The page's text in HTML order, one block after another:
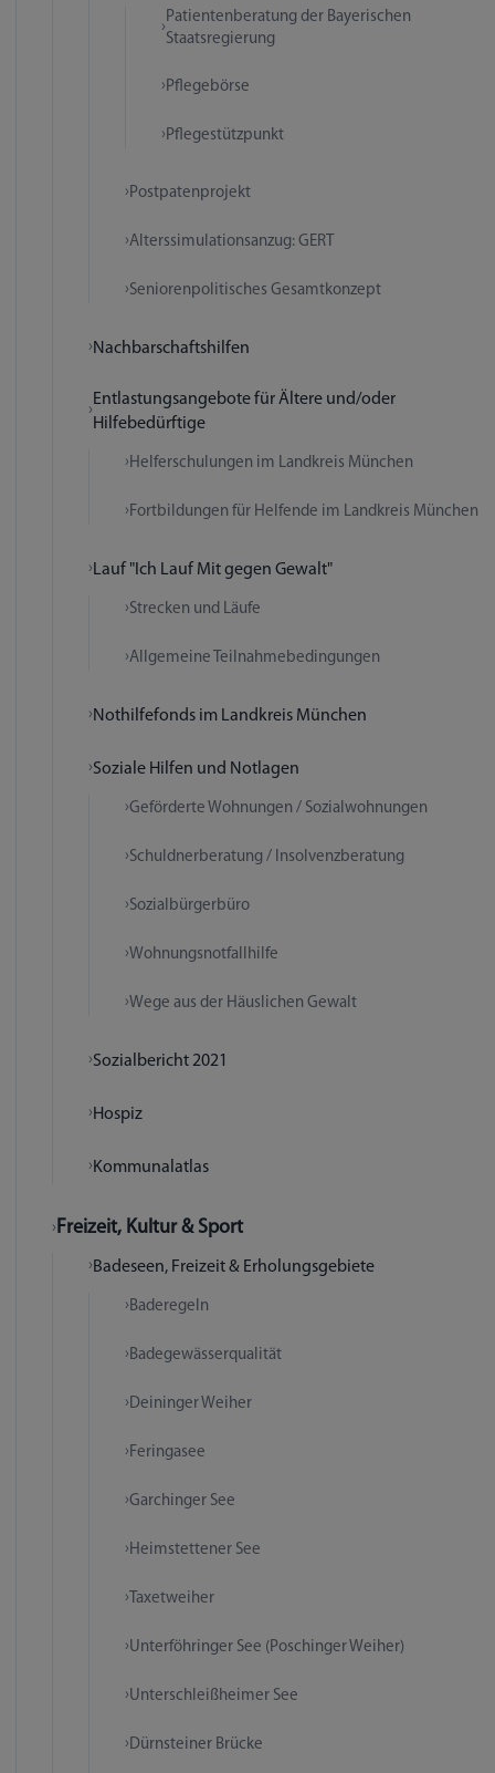
Patientenberatung der Bayerischen
Staatsregierung
Pflegebörse
Pflegestützpunkt
Postpatenprojekt
Alterssimulationsanzug: GERT
Seniorenpolitisches Gesamtkonzept
Nachbarschaftshilfen
Entlastungsangebote für Ältere und/oder
Hilfebedürftige
Helferschulungen im Landkreis München
Fortbildungen für Helfende im Landkreis München
Lauf "Ich Lauf Mit gegen Gewalt"
Strecken und Läufe
Allgemeine Teilnahmebedingungen
Nothilfefonds im Landkreis München
Soziale Hilfen und Notlagen
Geförderte Wohnungen / Sozialwohnungen
Schuldnerberatung / Insolvenzberatung
Sozialbürgerbüro
Wohnungsnotfallhilfe
Wege aus der Häuslichen Gewalt
Sozialbericht 2021
Hospiz
Kommunalatlas
Freizeit, Kultur & Sport
Badeseen, Freizeit & Erholungsgebiete
Baderegeln
Badegewässerqualität
Deininger Weiher
Feringasee
Garchinger See
Heimstettener See
Taxetweiher
Unterföhringer See (Poschinger Weiher)
Unterschleißheimer See
Dürnsteiner Brücke